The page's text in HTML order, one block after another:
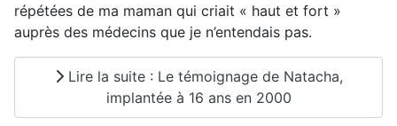
répétées de ma maman qui criait « haut et fort »
auprès des médecins que je n’entendais pas.
Lire la suite : Le témoignage de Natacha,
implantée à 16 ans en 2000